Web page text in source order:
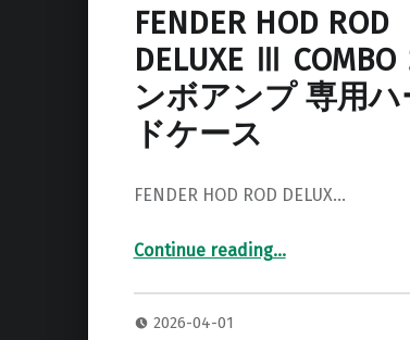
FENDER HOD ROD
DELUXE Ⅲ COMBO
ンボアンプ 専用ハ
ドケース
FENDER HOD ROD DELUX…
Continue reading“FENDER HOD ROD DELUXE Ⅲ COMBO コンボアンプ 専用ハードケース”
…
2026-04-01